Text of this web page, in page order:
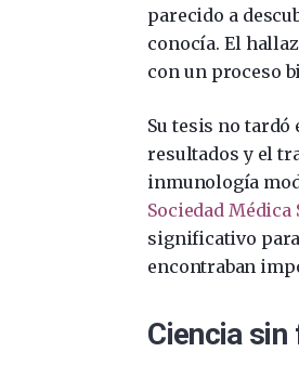
parecido a
conocía. El
con un proceso
Su tesis no
resultados y el
inmunología
Sociedad Médica
significativo
encontraban
Ciencia